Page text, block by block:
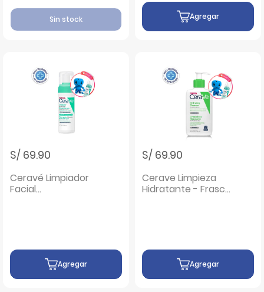
Sin stock Agregar
S/ 69.90
Ceravé Limpiador
Facial
Agregar
S/ 69.90
Cerave Limpieza
Hidratante - Frasco
Agregar